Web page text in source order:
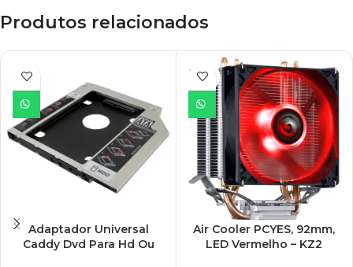
Produtos relacionados
Adaptador Universal
Caddy Dvd Para Hd Ou
ESGO
TADO
Air Cooler PCYES, 92mm,
LED Vermelho – KZ2